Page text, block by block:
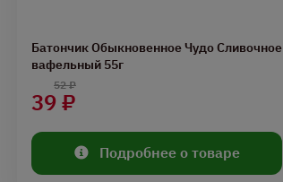
Батончик Обыкновенное Чудо Сливочное
вафельный 55г
39 ₽
52 ₽
Подробнее о товаре